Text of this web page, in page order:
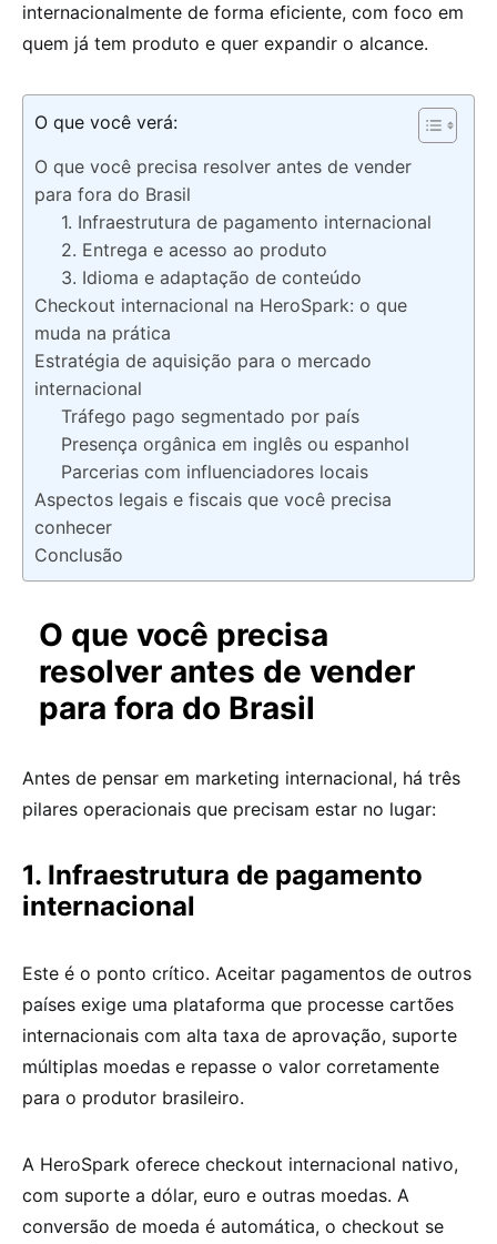
internacionalmente de forma eficiente, com foco em
quem já tem produto e quer expandir o alcance.
O que você verá:
O que você precisa resolver antes de vender
para fora do Brasil
1. Infraestrutura de pagamento internacional
2. Entrega e acesso ao produto
3. Idioma e adaptação de conteúdo
Checkout internacional na HeroSpark: o que
muda na prática
Estratégia de aquisição para o mercado
internacional
Tráfego pago segmentado por país
Presença orgânica em inglês ou espanhol
Parcerias com influenciadores locais
Aspectos legais e fiscais que você precisa
conhecer
Conclusão
O que você precisa
resolver antes de vender
para fora do Brasil
Antes de pensar em marketing internacional, há três
pilares operacionais que precisam estar no lugar:
1. Infraestrutura de pagamento
internacional
Este é o ponto crítico. Aceitar pagamentos de outros
países exige uma plataforma que processe cartões
internacionais com alta taxa de aprovação, suporte
múltiplas moedas e repasse o valor corretamente
para o produtor brasileiro.
A HeroSpark oferece checkout internacional nativo,
com suporte a dólar, euro e outras moedas. A
conversão de moeda é automática, o checkout se